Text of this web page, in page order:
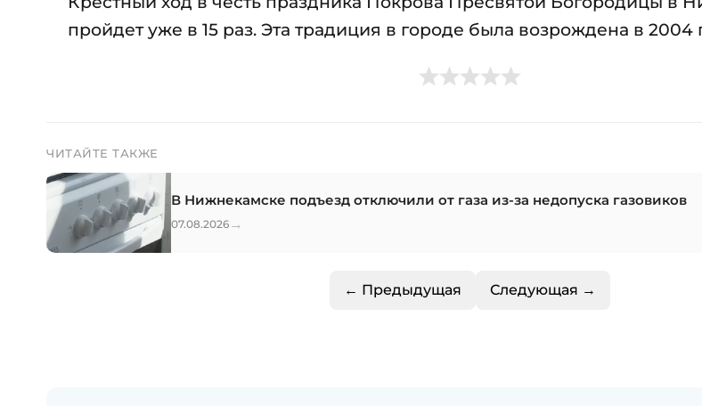
пройдет уже в 15 раз. Эта традиция в городе была возрождена в 2004
ЧИТАЙТЕ ТАКЖЕ
В Нижнекамске подъезд отключили от газа из-за недопуска газовиков
07.08.2026 →
← Предыдущая Следующая →